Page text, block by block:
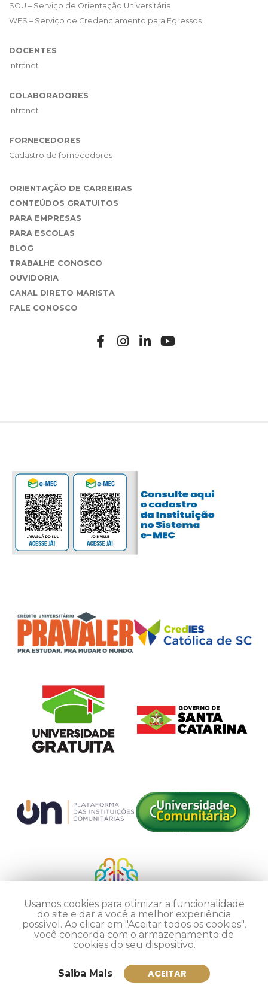
Inscreva-se
SOU – Serviço de Orientação Universitária
WES – Serviço de Credenciamento para Egressos
DOCENTES
Intranet
COLABORADORES
Intranet
FORNECEDORES
Cadastro de fornecedores
ORIENTAÇÃO DE CARREIRAS
CONTEÚDOS GRATUITOS
PARA EMPRESAS
PARA ESCOLAS
BLOG
TRABALHE CONOSCO
OUVIDORIA
CANAL DIRETO MARISTA
FALE CONOSCO
Usamos cookies para otimizar a funcionalidade
do site e dar a você a melhor experiência
possível. Ao clicar em "Aceitar todos os cookies",
você concorda com o armazenamento de
cookies do seu dispositivo.
Saiba Mais ACEITAR